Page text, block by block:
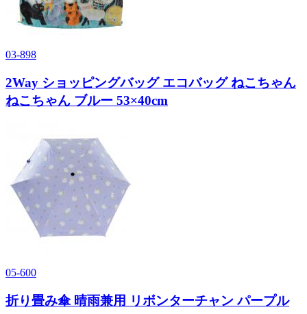
03-898
2Way ショッピングバッグ エコバッグ ねこちゃん
ねこちゃん ブルー 53×40cm
05-600
折り畳み傘 晴雨兼用 リボンターチャン パープル